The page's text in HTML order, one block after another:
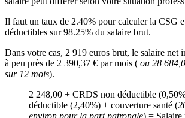
Il faut un taux de 2.40% pour calculer la CSG
déductibles sur 98.25% du salaire brut.
Dans votre cas, 2 919 euros brut, le salaire net
à peu près de 2 390,37 € par mois ( ou 28
sur 12 mois).
2 248,00 + CRDS non déductible
déductible (2,40%) + couverture santé (
environ pour la part patronale) = Salaire